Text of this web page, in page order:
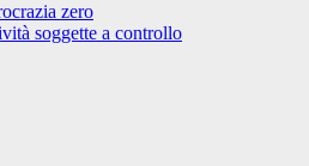
zero
soggette a controllo